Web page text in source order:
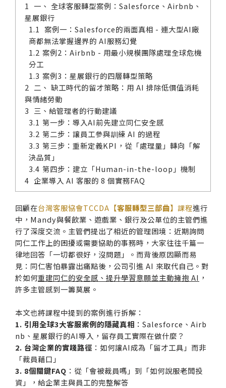
一、 全球客服轉型案例：Salesforce、Airbnb、
星展銀行
案例一：Salesforce的兩面真相 - 連大型AI廠
商都無法掌握邊界的 AI服務幻覺
案例2：Airbnb - 用最小規模團隊處理全球危機
分工
案例3：星展銀行的四層轉型策略
二、 缺工時代的留才策略：用 AI 排除低價值消耗
與情緒勞動
三、給管理者的行動建議
第一步：導入AI前先建立同仁安全感
第二步：讓員工參與訓練 AI 的過程
第三步：重新定義KPI，從「處理量」轉向「解
決品質」
第四步：建立「Human-in-the-loop」機制
企業導入 AI 客服的 8 個實務FAQ
回顧在台灣客服協會TCCDA【客服轉型三部曲】課程進行
中，Mandy與餐飲業、遊戲業、銀行及公單位的主管們進
行了深度交流。主管們提出了相近的管理困境：近期詢問
同仁工作上的困擾或需要協助的事務時，大家往往千篇一
律地回答「一切都很好，沒問題」。而背後原因顯而易
見：同仁害怕暴露出痛點後，公司引進 AI 來取代自己。對
於如何重建同仁的安全感、提升學習意願並主動擁抱 AI ，
許多主管感到一籌莫展。
本文也將課程中提到的案例進行拆解：
1. 引用全球3大客服案例的隱藏真相 ：Salesforce、Airb
nb、星展銀行的AI導入，留存員工實際在做什麼？
2. 台灣企業的實踐路徑 ：如何讓AI成為「留才工具」而非
「裁員藉口」
3. 8個關鍵FAQ ：從「會被裁員嗎」到「如何說服老闆投
資」，給企業主與員工的完整解答